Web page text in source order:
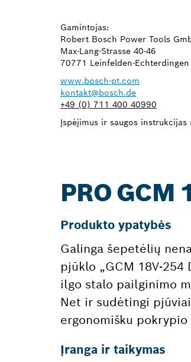
Gamintojas:
Robert Bosch Power Tools
Max-Lang-Strasse 40-46
70771 Leinfelden-Echterdingen
www.bosch-pt.com
kontakt@bosch.de
+49 (0) 711 400 40990
Įspėjimus ir saugos
PRO GCM
Produkto ypatybės
Galinga šepetėlių
pjūklo „GCM 18V-
ilgo stalo pailginimo
Net ir sudėtingi
ergonomišku
Įranga ir taikymas